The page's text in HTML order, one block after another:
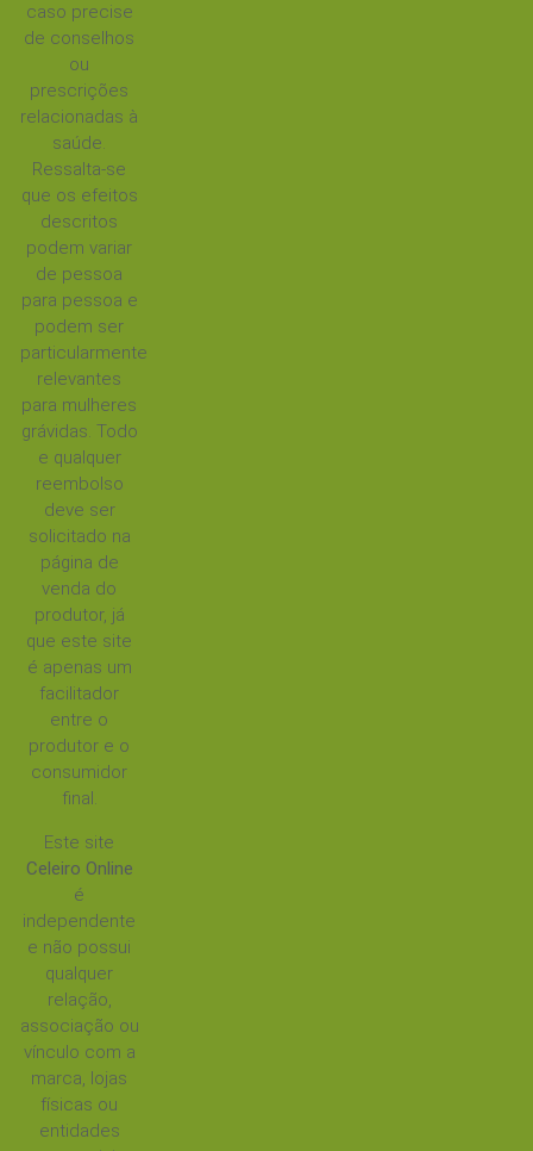
caso precise
de conselhos
ou
prescrições
relacionadas à
saúde.
Ressalta-se
que os efeitos
descritos
podem variar
de pessoa
para pessoa e
podem ser
particularmente
relevantes
para mulheres
grávidas. Todo
e qualquer
reembolso
deve ser
solicitado na
página de
venda do
produtor, já
que este site
é apenas um
facilitador
entre o
produtor e o
consumidor
final.
Este site
Celeiro Online
é
independente
e não possui
qualquer
relação,
associação ou
vínculo com a
marca, lojas
físicas ou
entidades